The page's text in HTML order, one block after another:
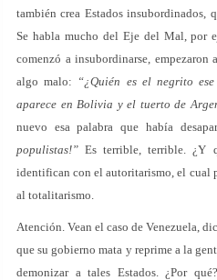
también crea Estados insubordinados,
Se habla mucho del Eje del Mal, por
comenzó a insubordinarse,
algo malo: “¿Quién es el negrito
aparece en Bolivia y el tuerto de
nuevo esa palabra que había
populistas!” Es terrible, terrible. ¿Y
identifican con el autoritarismo, el cual
al totalitarismo.
Atención. Vean el caso de Venezuela,
que su gobierno mata y reprime a la
demonizar a tales Estados. ¿Por